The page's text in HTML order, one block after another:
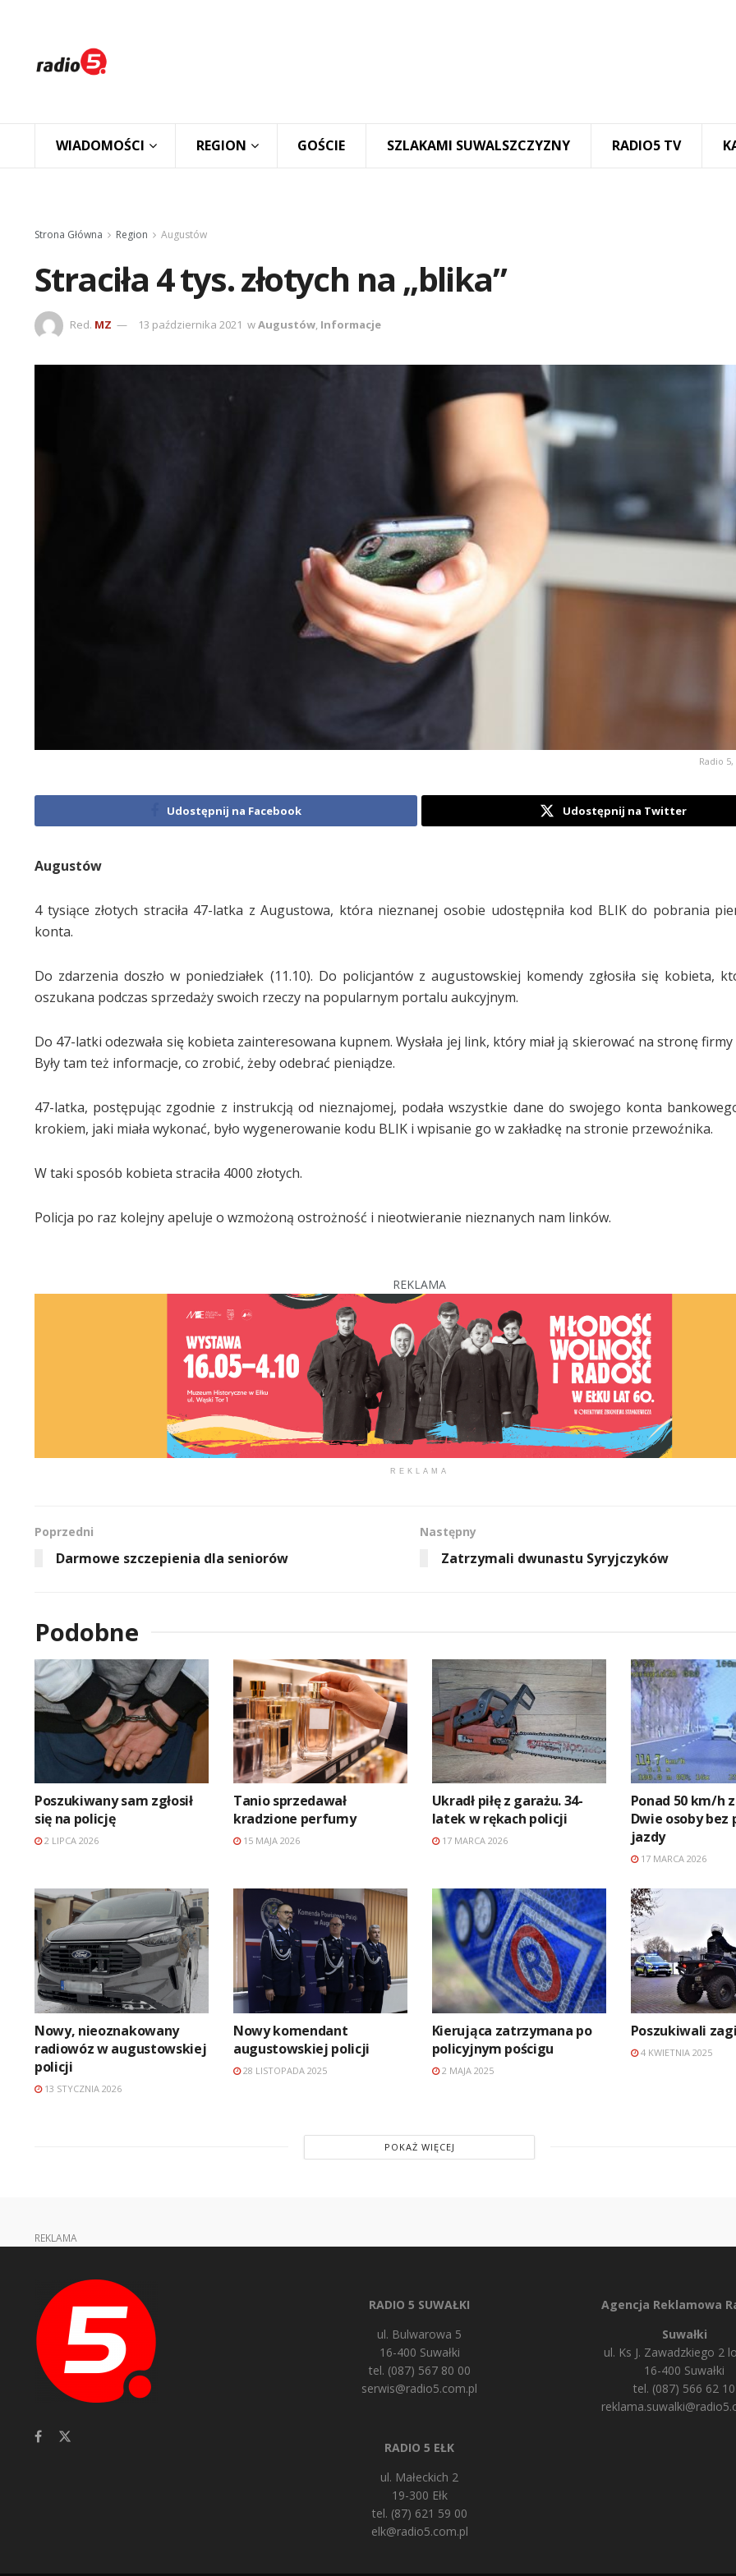
WIADOMOŚCI REGION GOŚCIE SZLAKAMI SUWALSZCZYZNY RADIO5 TV
Strona Główna Region Augustów
Straciła 4 tys. złotych na ,,blika”
Red. MZ 13 października 2021 wAugustów, Informacje
Radio
Udostępnij na Facebook Udostępnij na Twitter
Augustów
4 tysiące złotych straciła 47-latka z Augustowa, która nieznanej osobie udostępniła kod BLIK do pobrania
konta.
Do zdarzenia doszło w poniedziałek (11.10). Do policjantów z augustowskiej komendy zgłosiła się kobieta,
oszukana podczas sprzedaży swoich rzeczy na popularnym portalu aukcyjnym.
Do 47-latki odezwała się kobieta zainteresowana kupnem. Wysłała jej link, który miał ją skierować na stronę
Były tam też informacje, co zrobić, żeby odebrać pieniądze.
47-latka, postępując zgodnie z instrukcją od nieznajomej, podała wszystkie dane do swojego konta
krokiem, jaki miała wykonać, było wygenerowanie kodu BLIK i wpisanie go w zakładkę na stronie przewoźnika.
W taki sposób kobieta straciła 4000 złotych.
Policja po raz kolejny apeluje o wzmożoną ostrożność i nieotwieranie nieznanych nam linków.
REKLAMA
REKLAMA
Poprzedni
Darmowe szczepienia dla seniorów
Następny
Zatrzymali dwunastu Syryjczyków
Podobne
Poszukiwany sam zgłosił
się na policję
2 LIPCA 2026
Tanio sprzedawał
kradzione perfumy
15 MAJA 2026
Ukradł piłę z garażu. 34-
latek w rękach policji
17 MARCA 2026
Ponad 50 km/h
Dwie osoby bez
jazdy
17 MARCA 2026
Nowy, nieoznakowany
radiowóz w augustowskiej
policji
13 STYCZNIA 2026
Nowy komendant
augustowskiej policji
28 LISTOPADA 2025
Kierująca zatrzymana po
policyjnym pościgu
2 MAJA 2025
Poszukiwali
4 KWIETNIA 2025
POKAŻ WIĘCEJ
REKLAMA
RADIO 5 SUWAŁKI
ul. Bulwarowa 5
16-400 Suwałki
tel. (087) 567 80 00
serwis@radio5.com.pl
RADIO 5 EŁK
ul. Małeckich 2
19-300 Ełk
tel. (87) 621 59 00
elk@radio5.com.pl
Agencja Reklamowa
Suwałki
ul. Ks J. Zawadzkiego 2
16-400 Suwałki
tel. (087) 566 62 10